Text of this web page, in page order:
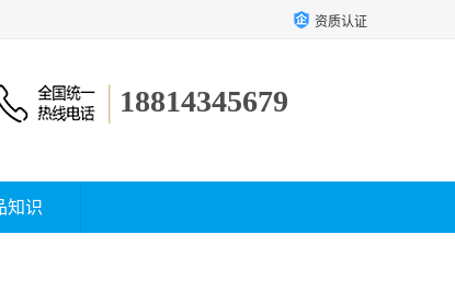
资质认证
18814345679
知识